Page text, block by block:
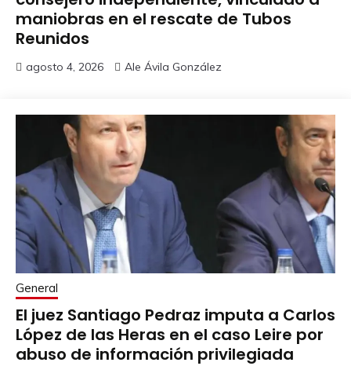
maniobras en el rescate de Tubos
Reunidos
agosto 4, 2026 Ale Ávila González
General
El juez Santiago Pedraz imputa a Carlos
López de las Heras en el caso Leire por
abuso de información privilegiada